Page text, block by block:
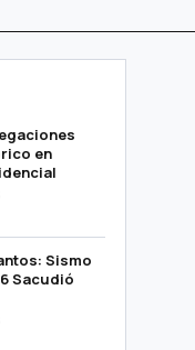
en
Sismo
Sacudió